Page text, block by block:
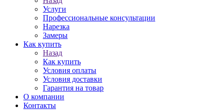
Услуги
Профессиональные консультации
Нарезка
Замеры
Как купить
Назад
Как купить
Условия оплаты
Условия доставки
Гарантия на товар
О компании
Контакты